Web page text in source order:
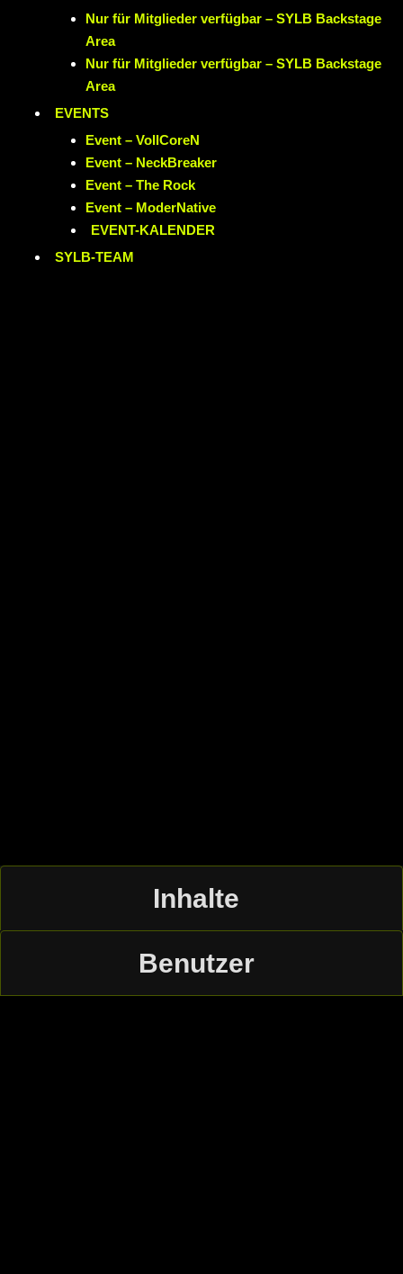
Nur für Mitglieder verfügbar – SYLB Backstage
Area
Nur für Mitglieder verfügbar – SYLB Backstage
Area
EVENTS
Event – VollCoreN
Event – NeckBreaker
Event – The Rock
Event – ModerNative
EVENT-KALENDER
SYLB-TEAM
Inhalte
Benutzer